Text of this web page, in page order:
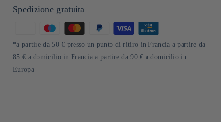
Spedizione gratuita
di
pagamento
*a partire da 50 € presso un punto di ritiro in Francia a partire da
85 € a domicilio in Francia a partire da 90 € a domicilio in
Europa